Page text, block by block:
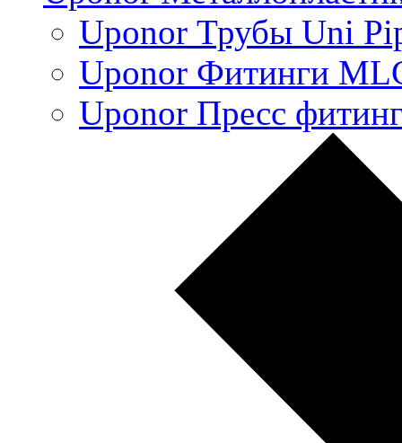
Uponor Трубы Uni
Uponor Фитинги
Uponor Пресс